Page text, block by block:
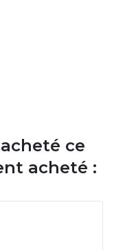
ce
acheté :